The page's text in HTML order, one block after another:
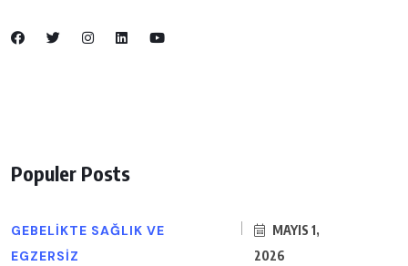
Populer Posts
GEBELIKTE SAĞLIK VE
EGZERSIZ
MAYIS 1,
2026